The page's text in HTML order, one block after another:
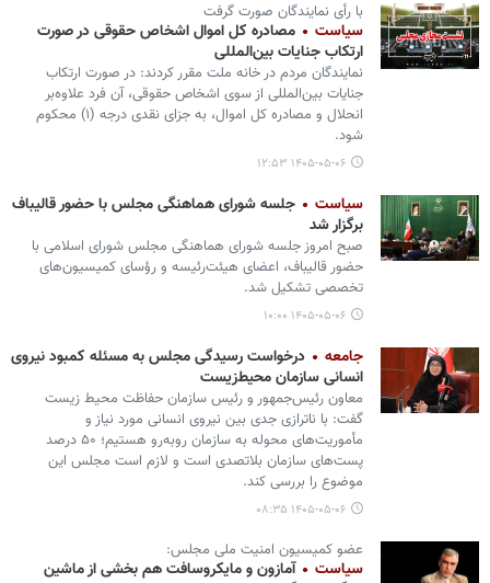
با رأی نمایندگان صورت گرفت
سیاست
مصادره کل اموال اشخاص حقوقی در صورت
ارتکاب جنایات بین‌المللی
نمایندگان مردم در خانه ملت مقرر کردند: در صورت ارتکاب
جنایات بین‌المللی از سوی اشخاص حقوقی، آن فرد علاوه‌بر
انحلال و مصادره کل اموال، به جزای نقدی درجه (۱) محکوم
شود.
۱۴۰۵-۰۵-۰۶ ۱۲:۵۳
سیاست
جلسه شورای هماهنگی مجلس با حضور قالیباف
برگزار شد
صبح امروز جلسه شورای هماهنگی مجلس شورای اسلامی با
حضور قالیباف، اعضای هیئت‌رئیسه و رؤسای کمیسیون‌های
تخصصی تشکیل شد.
۱۴۰۵-۰۵-۰۶ ۱۰:۰۰
جامعه
درخواست رسیدگی مجلس به مسئله کمبود نیروی
انسانی سازمان محیط‌زیست
معاون رئیس‌جمهور و رئیس سازمان حفاظت محیط زیست
گفت: با ناترازی جدی بین نیروی انسانی مورد نیاز و
مأموریت‌های محوله به سازمان روبه‌رو هستیم؛ ۵۰ درصد
پست‌های سازمان بلاتصدی است و لازم است مجلس این
موضوع را بررسی کند.
۱۴۰۵-۰۵-۰۶ ۰۸:۳۵
عضو کمیسیون امنیت ملی مجلس:
سیاست
آمازون و مایکروسافت هم بخشی از ماشین